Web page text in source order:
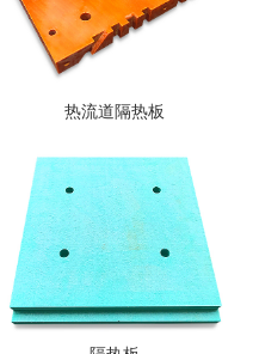
热流道隔热板